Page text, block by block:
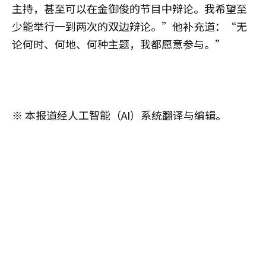
主持，甚至可以在金御俊的节目中辩论。我希望至
少能举行一到两次的双边辩论。”他补充道：“无
论何时、何地、何种主题，我都愿意参与。”
※ 本报道经人工智能（AI）系统翻译与编辑。